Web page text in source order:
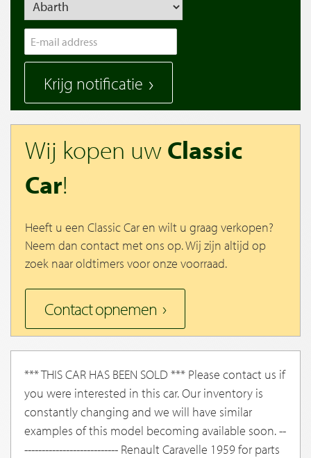
Krijg notificatie
Wij kopen uwClassic
Car!
Heeft u een Classic Car en wilt u graag verkopen?
Neem dan contact met ons op. Wij zijn altijd op
zoek naar oldtimers voor onze voorraad.
Contact opnemen
*** THIS CAR HAS BEEN SOLD *** Please contact us if
you were interested in this car. Our inventory is
constantly changing and we will have similar
examples of this model becoming available soon. --
--------------------------- Renault Caravelle 1959 for parts